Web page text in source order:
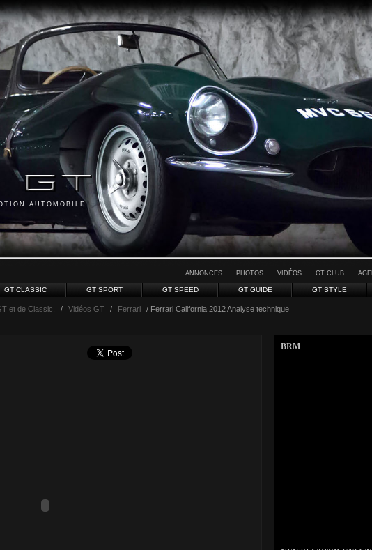
AUTOMOBILE
ANNONCES PHOTOS VIDÉOS GT CLUB
GT CLASSIC GT SPORT GT SPEED GT GUIDE GT STYLE
et de Classic. / Vidéos GT / Ferrari / Ferrari California 2012 Analyse technique
BRM